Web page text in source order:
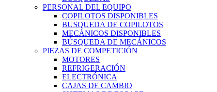
PERSONAL DEL EQUIPO
COPILOTOS DISPONIBLES
BUSQUEDA DE COPILOTOS
MECÁNICOS DISPONIBLES
BÚSQUEDA DE MECÁNICOS
PIEZAS DE COMPETICIÓN
MOTORES
REFRIGERACIÓN
ELECTRÓNICA
CAJAS DE CAMBIO